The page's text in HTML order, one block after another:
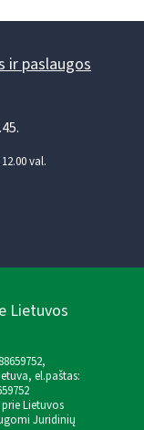
ir paslaugos
val.
Lietuvos
el.paštas:
Lietuvos
Juridinių